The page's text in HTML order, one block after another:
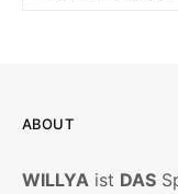
ABOUT
WILLYA ist DAS